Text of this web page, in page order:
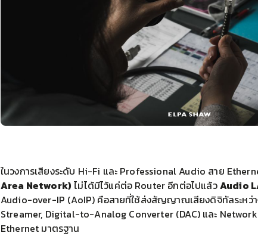
ในวงการเสียงระดับ Hi-Fi และ Professional Audio สาย
Area Network) ไม่ได้มีไว้แค่ต่อ Router อีกต่อไปแล้วAudio
Audio-over-IP (AoIP) คือสายที่ใช้ส่งสัญญาณเสียงดิจิทัลระหว่
Streamer, Digital-to-Analog Converter (DAC) และ
Ethernet มาตรฐาน